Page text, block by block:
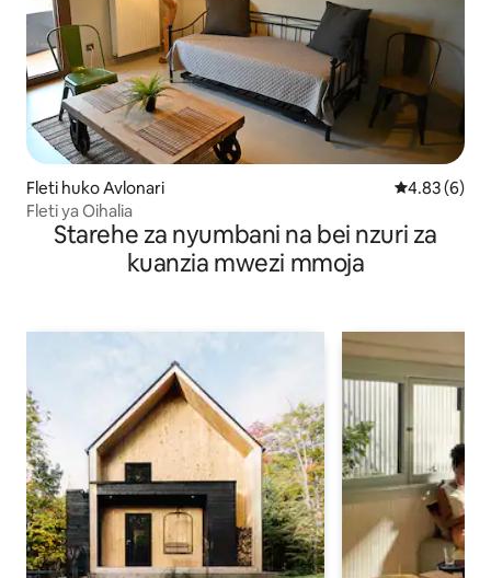
Fleti huko Avlonari Ukadiriaji
4.83 (6)
Fleti ya Oihalia
Starehe za nyumbani na bei nzuri za
kuanzia mwezi mmoja